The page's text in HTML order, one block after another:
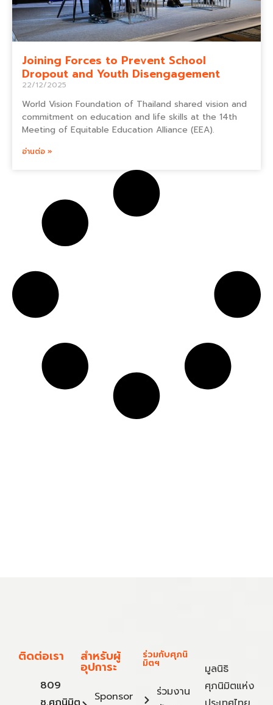
Joining Forces to Prevent School
Dropout and Youth Disengagement
22/12/2025
World Vision Foundation of Thailand shared vision and
commitment on education and life skills at the 14th
Meeting of Equitable Education Alliance (EEA).
อ่านต่อ »
ติดต่อเรา
809
สำหรับผู้
อุปการะ
Sponsor
ร่วมกับศุภนิ
มิตฯ
ร่วมงาน
มูลนิธิ
ศุภนิมิตแห่ง